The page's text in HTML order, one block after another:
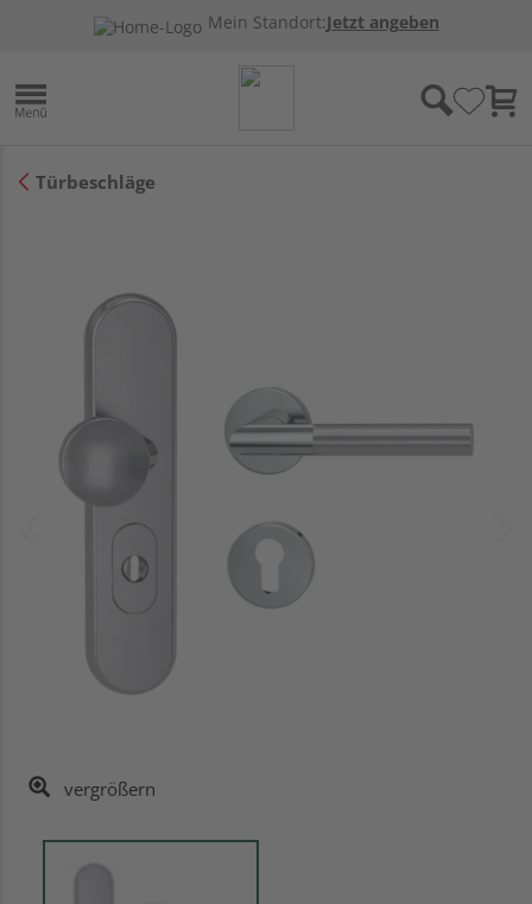
Mein Standort:Jetzt angeben
Türbeschläge
vergrößern